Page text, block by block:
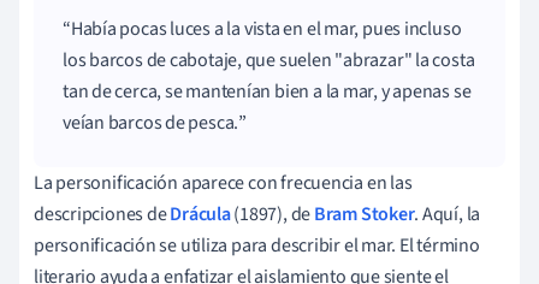
Había pocas luces a la vista en el mar, pues incluso
los barcos de cabotaje, que suelen "abrazar" la costa
tan de cerca, se mantenían bien a la mar, y apenas se
veían barcos de pesca.
La personificación aparece con frecuencia en las
descripciones deDrácula(1897), deBram Stoker. Aquí, la
personificación se utiliza para describir el mar. El término
literario ayuda a enfatizar el aislamiento que siente el